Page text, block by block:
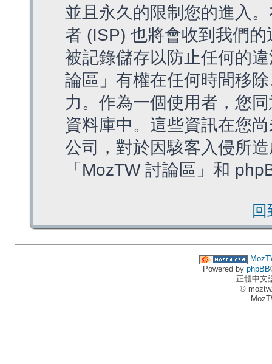
並且永久的限制您的進入
者 (ISP) 也將會收到我們
被記錄儲存以防止任何的
論區」有權在任何時間移
力。作為一個使用者，您
資料庫中。這些資訊在您
公司，對於因駭客入侵所
「MozTW 討論區」和
Powered by phpBB
正體中文
©